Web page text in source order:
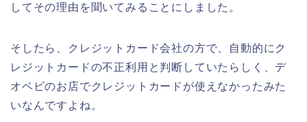
してその理由を聞いてみることにしました。
そしたら、クレジットカード会社の方で、自動的にク
レジットカードの不正利用と判断していたらしく、デ
オベビのお店でクレジットカードが使えなかったみた
いなんですよね。